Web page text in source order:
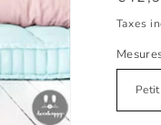
Taxes